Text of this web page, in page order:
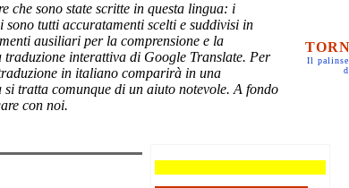
che sono state scritte in questa lingua: i
sono tutti accuratamenti scelti e suddivisi in
ausiliari per la comprensione e la
interattiva di Google Translate. Per
in italiano comparirà in una
tratta comunque di un aiuto notevole. A fondo
con noi.
Il